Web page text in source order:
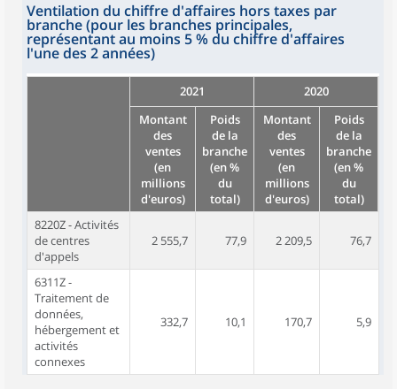
Ventilation du chiffre d'affaires hors taxes par
branche (pour les branches principales,
représentant au moins 5 % du chiffre d'affaires
l'une des 2 années)
2021
2020
Montant
des
ventes
(en
millions
d'euros)
Poids
de la
branche
(en %
du
total)
Montant
des
ventes
(en
millions
d'euros)
Poids
de la
branche
(en %
du
total)
8220Z - Activités
de centres
d'appels
2 555,7 77,9 2 209,5 76,7
6311Z -
Traitement de
données,
hébergement et
activités
connexes
332,7 10,1 170,7 5,9